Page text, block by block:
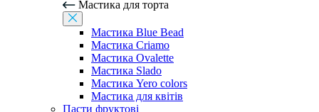
Мастика для торта
Мастика Blue Bead
Мастика Criamo
Мастика Ovalette
Мастика Slado
Мастика Yero colors
Мастика для квітів
Пасти фруктові